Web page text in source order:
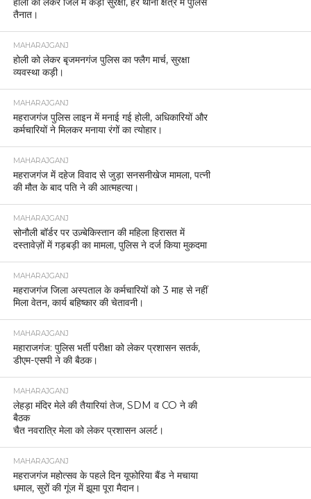
तैनात।
MAHARAJGANJ
होली को लेकर बृजमनगंज पुलिस का फ्लैग मार्च, सुरक्षा
व्यवस्था कड़ी।
MAHARAJGANJ
महराजगंज पुलिस लाइन में मनाई गई होली, अधिकारियों और
कर्मचारियों ने मिलकर मनाया रंगों का त्योहार।
MAHARAJGANJ
महराजगंज में दहेज विवाद से जुड़ा सनसनीखेज मामला, पत्नी
की मौत के बाद पति ने की आत्महत्या।
MAHARAJGANJ
सोनौली बॉर्डर पर उज़्बेकिस्तान की महिला हिरासत में
दस्तावेज़ों में गड़बड़ी का मामला, पुलिस ने दर्ज किया मुकदमा
MAHARAJGANJ
महराजगंज जिला अस्पताल के कर्मचारियों को 3 माह से नहीं
मिला वेतन, कार्य बहिष्कार की चेतावनी।
MAHARAJGANJ
महाराजगंज: पुलिस भर्ती परीक्षा को लेकर प्रशासन सतर्क,
डीएम-एसपी ने की बैठक।
MAHARAJGANJ
लेहड़ा मंदिर मेले की तैयारियां तेज, SDM व CO ने की
बैठक
चैत नवरात्रि मेला को लेकर प्रशासन अलर्ट।
MAHARAJGANJ
महराजगंज महोत्सव के पहले दिन यूफोरिया बैंड ने मचाया
धमाल, सुरों की गूंज में झूमा पूरा मैदान।